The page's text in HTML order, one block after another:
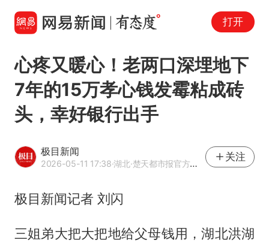
打开
心疼又暖心！老两口深埋地下
7年的15万孝心钱发霉粘成砖
头，幸好银行出手
极目新闻
2026-05-11 17:38·湖北·楚天都市报官方网易号
关注
极目新闻记者 刘闪
三姐弟大把大把地给父母钱用，湖北洪湖